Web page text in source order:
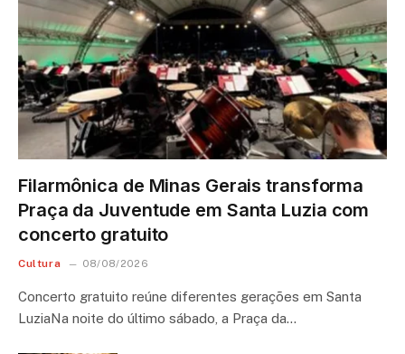
Filarmônica de Minas Gerais transforma
Praça da Juventude em Santa Luzia com
concerto gratuito
Cultura 08/08/2026
Concerto gratuito reúne diferentes gerações em Santa
LuziaNa noite do último sábado, a Praça da…